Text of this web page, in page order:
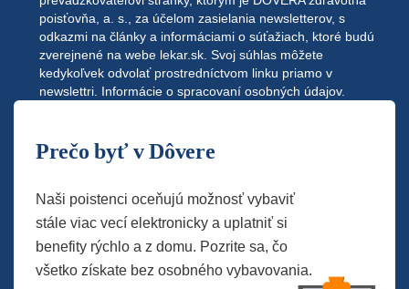
poisťovňa, a. s., za účelom zasielania newsletterov, s
odkazmi na články a informáciami o súťažiach, ktoré budú
zverejnené na webe lekar.sk . Svoj súhlas môžete
kedykoľvek odvolať prostredníctvom linku priamo v
newslettri. Informácie o spracovaní osobných údajov.
Prečo byť v Dôvere
Naši poistenci oceňujú možnosť vybaviť
stále viac vecí elektronicky a uplatniť si
benefity rýchlo a z domu. Pozrite sa, čo
všetko získate bez osobného vybavovania.